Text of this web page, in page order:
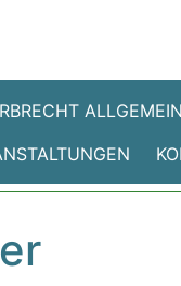
ALLGEMEIN